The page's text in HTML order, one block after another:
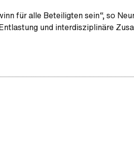
für alle Beteiligten sein“, so
und interdisziplinäre